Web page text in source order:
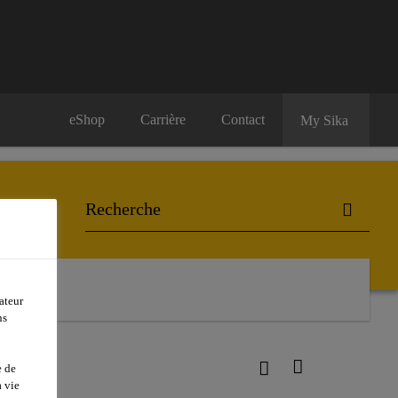
eShop Carrière Contact My Sika
de
vie